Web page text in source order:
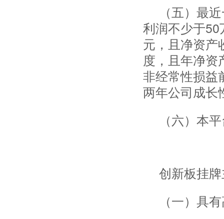
（五）最
利润不少于
元，且净资产
度，且年净
非经常性损益
两年公司成长
（六）本
创新板挂
（一）具